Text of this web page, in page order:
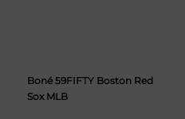
Boné 59FIFTY Boston Red
Sox MLB